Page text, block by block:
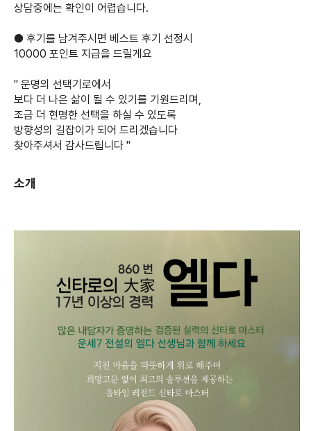
상담중에는 확인이 어렵습니다.
● 후기를 남겨주시면 베스트 후기 선정시
10000 포인트 지급을 드릴게요
" 운명의 선택기로에서
보다 더 나은 삶이 될 수 있기를 기원드리며,
조금 더 현명한 선택을 하실 수 있도록
방향성의 길잡이가 되어 드리겠습니다
찾아주셔서 감사드립니다 "
소개